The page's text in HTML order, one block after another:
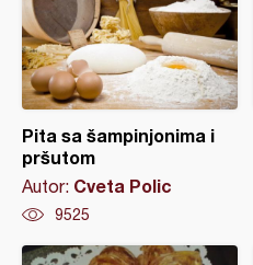
Pita sa šampinjonima i
pršutom
Autor: Cveta Polic
9525